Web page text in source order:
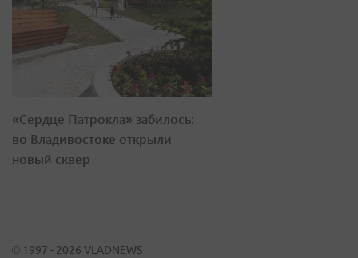
«Сердце Патрокла» забилось:
во Владивостоке открыли
новый сквер
© 1997 - 2026 VLADNEWS